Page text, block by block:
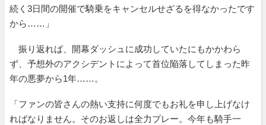
続く3日間の開催で騎乗をキャンセルせざるを得なかったです
から……」
振り返れば、開幕ダッシュに成功していたにもかかわら
ず、予想外のアクシデントによって首位陥落してしまった昨
年の悪夢から1年……。
「ファンの皆さんの熱い支持に何度でもお礼を申し上げなけ
ればなりません。そのお返しは全力プレー。今年も騎手一